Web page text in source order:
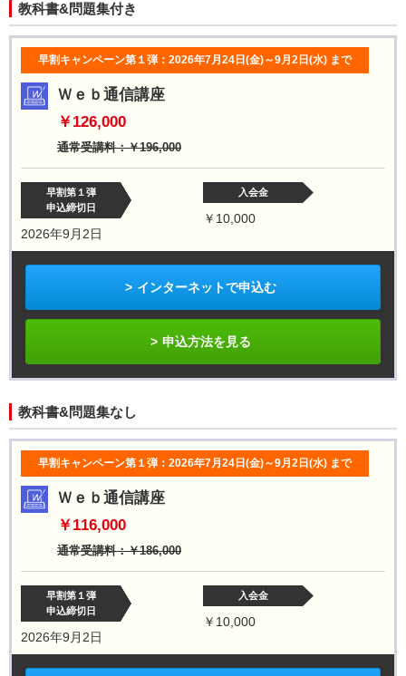
教科書&問題集付き
早割キャンペーン第１弾：2026年7月24日(金)～9月2日(水) まで
Ｗｅｂ通信講座
￥126,000
通常受講料：￥196,000
早割第１弾
申込締切日
2026年9月2日
入会金
￥10,000
インターネットで申込む
申込方法を見る
教科書&問題集なし
早割キャンペーン第１弾：2026年7月24日(金)～9月2日(水) まで
Ｗｅｂ通信講座
￥116,000
通常受講料：￥186,000
早割第１弾
申込締切日
2026年9月2日
入会金
￥10,000